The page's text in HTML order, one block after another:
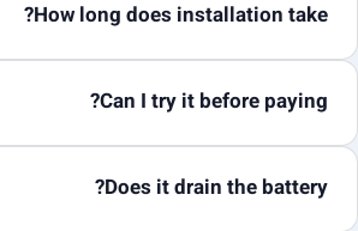
How long does installation take?
Can I try it before paying?
Does it drain the battery?